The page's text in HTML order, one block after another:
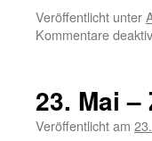
Veröffentlicht unter
Kommentare
23. Mai
Veröffentlicht am